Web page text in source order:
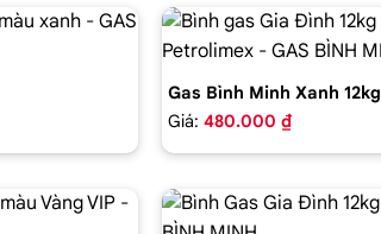
Gas Bình Minh Xanh 12kg
Giá: 480.000 ₫